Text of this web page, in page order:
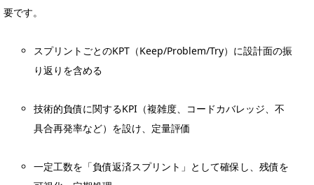
要です。
スプリントごとのKPT（Keep/Problem/Try）に設計面の振
り返りを含める
技術的負債に関するKPI（複雑度、コードカバレッジ、不
具合再発率など）を設け、定量評価
一定工数を「負債返済スプリント」として確保し、残債を